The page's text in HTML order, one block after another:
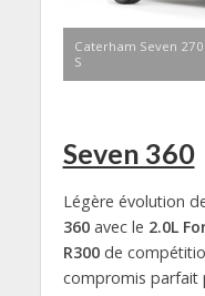
Caterham Seven 270
S
Seven 360
Légère évolution
360avec le 2.0L
R300de
compromis parfait